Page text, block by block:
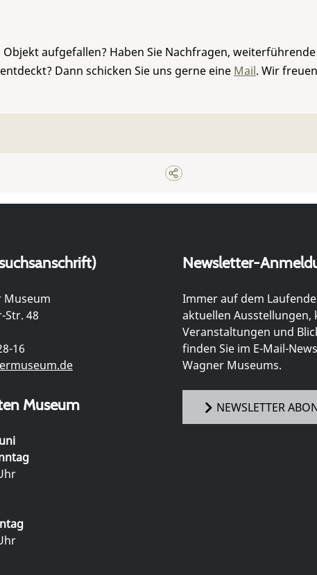
aufgefallen? Haben Sie Nachfragen,
Dann schicken Sie uns gerne eine Mail. Wir
Museum
Str. 48
16
Museum
Newsletter-
Immer auf dem
aktuellen Ausstellungen,
Veranstaltungen und
finden Sie im E-Mail-
Wagner Museums.
NEWSLETTER